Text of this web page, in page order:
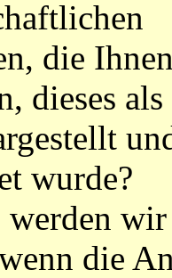
die
dieses als
wurde?
werden wir
die